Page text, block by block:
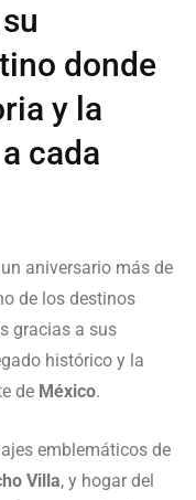
donde
y la
cada
aniversario más de
de los destinos
gracias a sus
histórico y la
de México.
emblemáticos de
Villa, y hogar del